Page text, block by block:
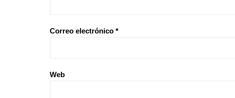
Correo electrónico *
Web